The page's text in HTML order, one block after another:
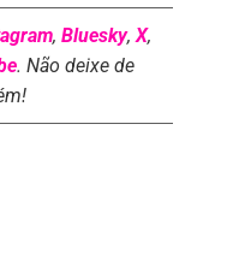
,Bluesky,X,
. Não deixe de